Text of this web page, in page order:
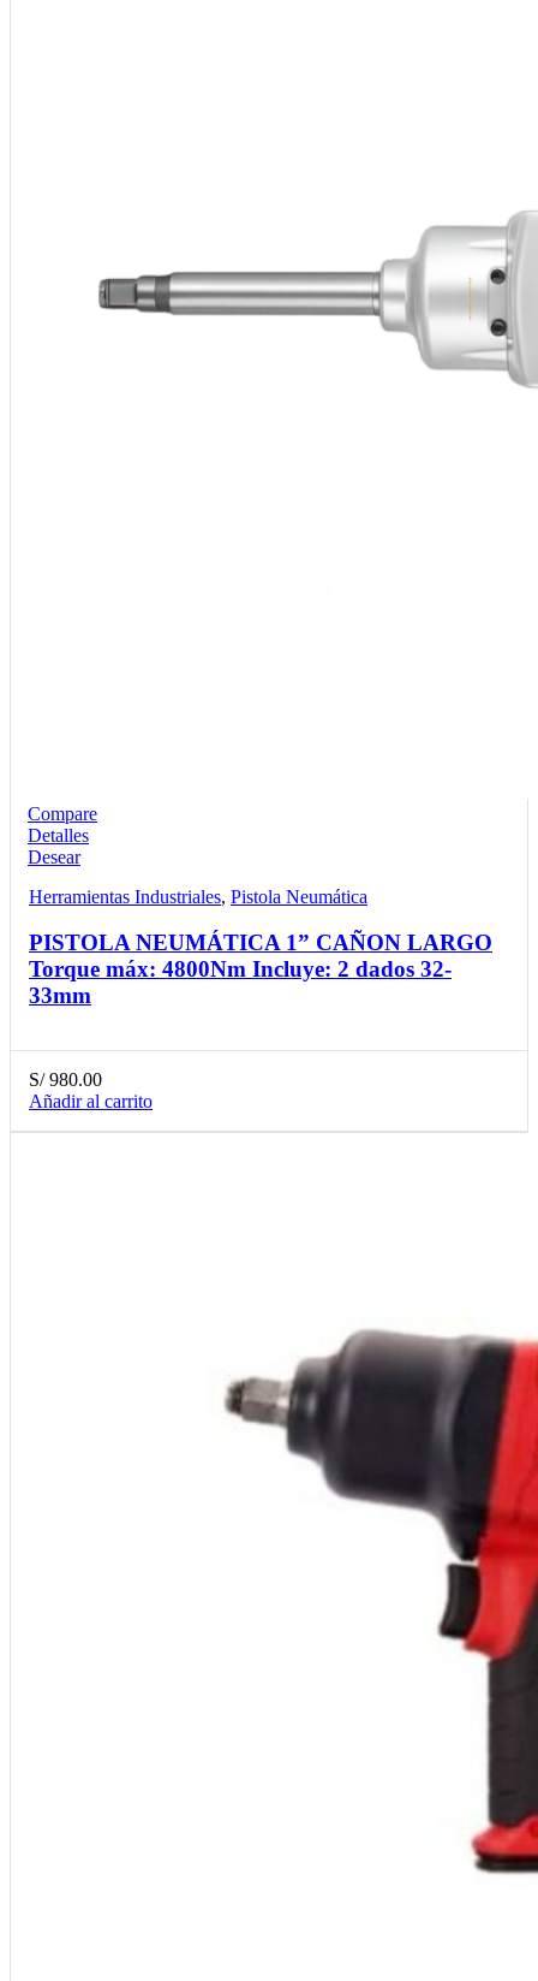
Compare
Detalles
Desear
Herramientas Industriales, Pistola Neumática
PISTOLA NEUMÁTICA 1” CAÑON LARGO
Torque máx: 4800Nm Incluye: 2 dados 32-
33mm
S/980.00
Añadir al carrito